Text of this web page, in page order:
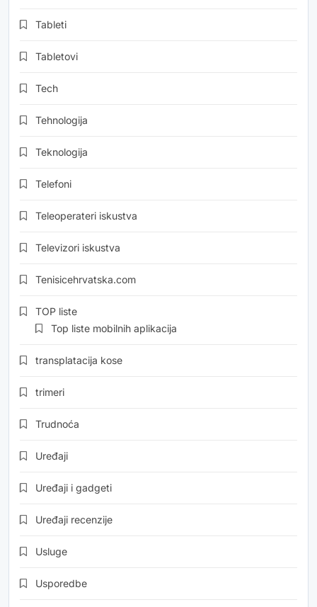
Tableti
Tabletovi
Tech
Tehnologija
Teknologija
Telefoni
Teleoperateri iskustva
Televizori iskustva
Tenisicehrvatska.com
TOP liste
Top liste mobilnih aplikacija
transplatacija kose
trimeri
Trudnoća
Uređaji
Uređaji i gadgeti
Uređaji recenzije
Usluge
Usporedbe